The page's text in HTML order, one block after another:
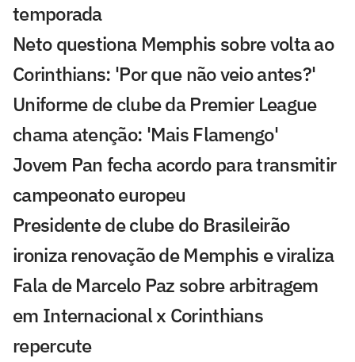
temporada
Neto questiona Memphis sobre volta ao
Corinthians: 'Por que não veio antes?'
Uniforme de clube da Premier League
chama atenção: 'Mais Flamengo'
Jovem Pan fecha acordo para transmitir
campeonato europeu
Presidente de clube do Brasileirão
ironiza renovação de Memphis e viraliza
Fala de Marcelo Paz sobre arbitragem
em Internacional x Corinthians
repercute